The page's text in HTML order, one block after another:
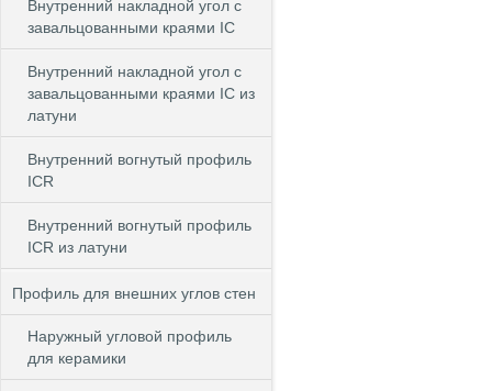
Внутренний накладной угол с
завальцованными краями IC
Внутренний накладной угол с
завальцованными краями IC из
латуни
Внутренний вогнутый профиль
ICR
Внутренний вогнутый профиль
ICR из латуни
Профиль для внешних углов стен
Наружный угловой профиль
для керамики